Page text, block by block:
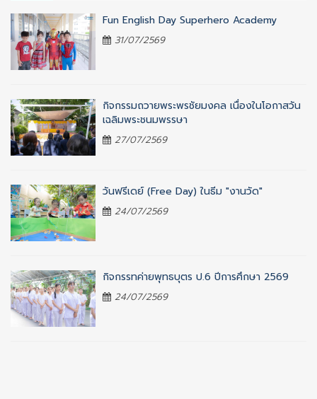
Fun English Day Superhero Academy
31/07/2569
กิจกรรมถวายพระพรชัยมงคล เนื่องในโอกาสวัน
เฉลิมพระชนมพรรษา
27/07/2569
วันฟรีเดย์ (Free Day) ในธีม "งานวัด"
24/07/2569
กิจกรรทค่ายพุทธบุตร ป.6 ปีการศึกษา 2569
24/07/2569